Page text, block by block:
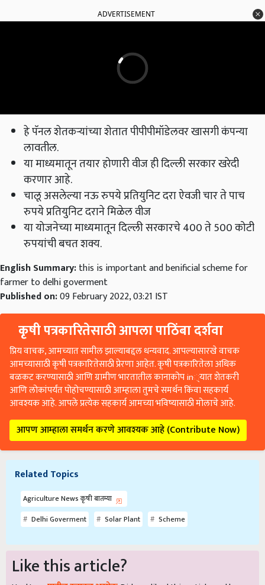
ADVERTISEMENT
हे पॅनल शेतकऱ्यांच्या शेतात पीपीपीमॉडेलवर खासगी कंपन्या
लावतील.
या माध्यमातून तयार होणारी वीज ही दिल्ली सरकार खरेदी
करणार आहे.
चालू असलेल्या नऊ रुपये प्रतियुनिट दरा ऐवजी चार ते पाच
रुपये प्रतियुनिट दराने मिळेल वीज
या योजनेच्या माध्यमातून दिल्ली सरकारचे 400 ते 500 कोटी
रुपयांची बचत शक्य.
English Summary:this is important and benificial scheme for
farmer to delhi goverment
Published on:09 February 2022, 03:21 IST
कृषी पत्रकारितेसाठी आपला पाठिंबा दर्शवा
प्रिय वाचक, आमच्यात सामील झाल्याबद्दल धन्यवाद. आपल्यासारखे वाचक
आमच्यासाठी कृषी पत्रकारितेसाठी प्रेरणा आहेत. कृषी पत्रकारितेला अधिक
बळकट करण्यासाठी आणि ग्रामीण भारतातील कानाकोप in्यात शेतकरी
आणि लोकांपर्यंत पोहोचण्यासाठी आम्हाला तुमचे समर्थन किंवा सहकार्य
आवश्यक आहे. आपले प्रत्येक सहकार्य आमच्या भविष्यासाठी मोलाचे आहे.
आपण आम्हाला समर्थन करणे आवश्यक आहे (Contribute Now)
Related Topics
Agriculture News कृषी बातम्या
Delhi Goverment
Solar Plant Scheme
Like this article?